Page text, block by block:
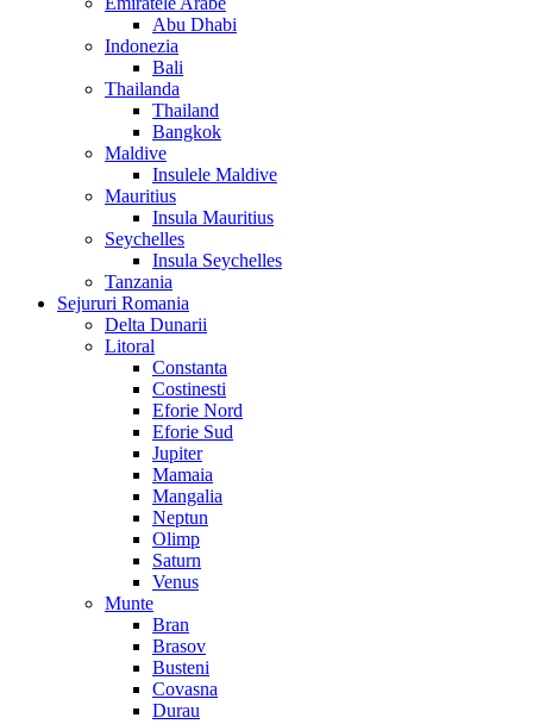
Abu Dhabi
Indonezia
Bali
Thailanda
Thailand
Bangkok
Maldive
Insulele Maldive
Mauritius
Insula Mauritius
Seychelles
Insula Seychelles
Tanzania
Sejururi Romania
Delta Dunarii
Litoral
Constanta
Costinesti
Eforie Nord
Eforie Sud
Jupiter
Mamaia
Mangalia
Neptun
Olimp
Saturn
Venus
Munte
Bran
Brasov
Busteni
Covasna
Durau